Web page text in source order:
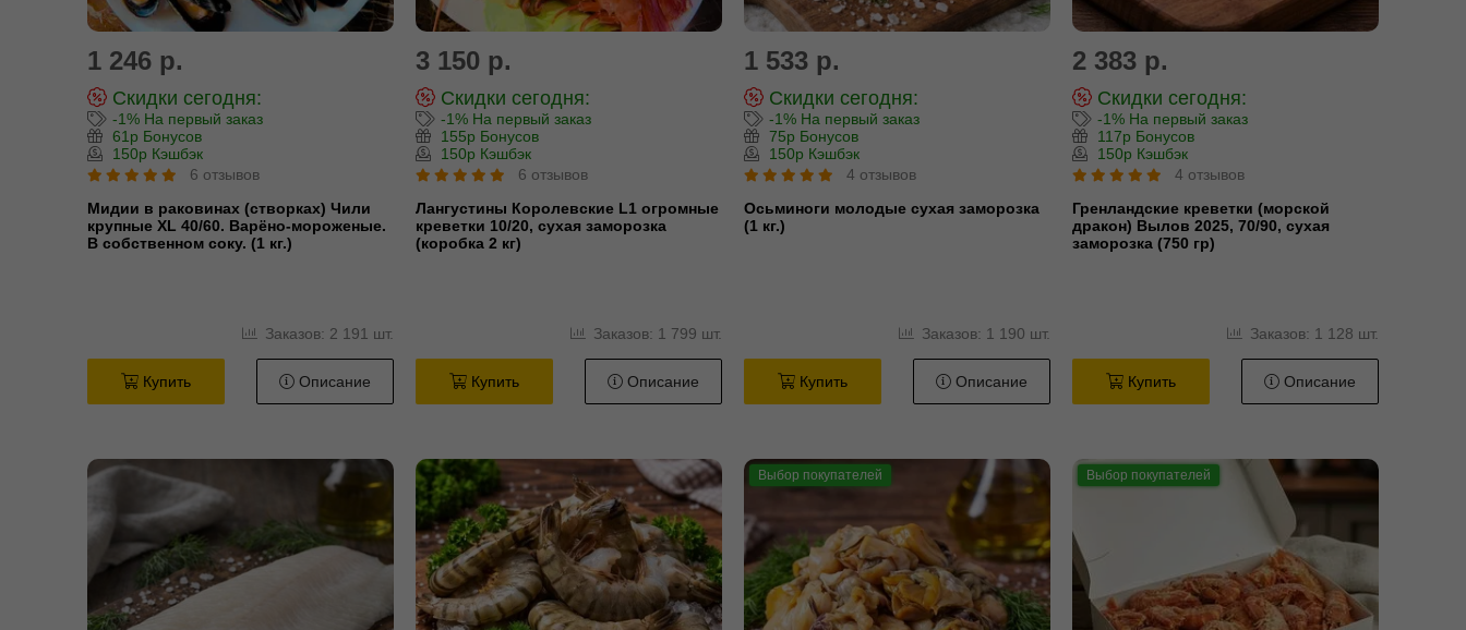
1 246 р.
Скидки сегодня:
-1% На первый заказ
61р Бонусов
150р Кэшбэк
6 отзывов
Мидии в раковинах (створках) Чили
крупные XL 40/60. Варёно-мороженые.
В собственном соку. (1 кг.)
Заказов: 2 191 шт.
Купить Описание
3 150 р.
Скидки сегодня:
-1% На первый заказ
155р Бонусов
150р Кэшбэк
6 отзывов
Лангустины Королевские L1 огромные
креветки 10/20, сухая заморозка
(коробка 2 кг)
Заказов: 1 799 шт.
Купить Описание
1 533 р.
Скидки сегодня:
-1% На первый заказ
75р Бонусов
150р Кэшбэк
4 отзывов
Осьминоги молодые сухая заморозка
(1 кг.)
Заказов: 1 190 шт.
Купить Описание
2 383 р.
Скидки сегодня:
-1% На первый заказ
117р Бонусов
150р Кэшбэк
4 отзывов
Гренландские креветки (морской
дракон) Вылов 2025, 70/90, сухая
заморозка (750 гр)
Заказов: 1 128 шт.
Купить Описание
Выбор покупателей Выбор покупателей